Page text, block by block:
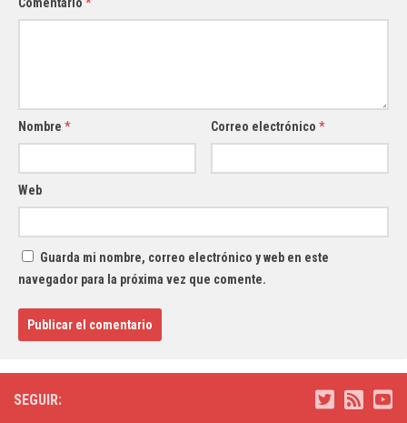
Nombre * Correo electrónico*
Web
Guarda mi nombre, correo electrónico y web en este
navegador para la próxima vez que comente.
SEGUIR: